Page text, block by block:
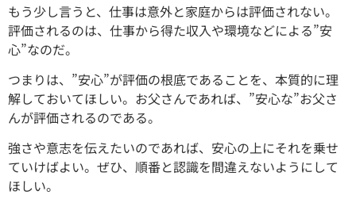
もう少し言うと、仕事は意外と家庭からは評価されない。
評価されるのは、仕事から得た収入や環境などによる”安
心”なのだ。
つまりは、”安心”が評価の根底であることを、本質的に理
解しておいてほしい。お父さんであれば、”安心な”お父さ
んが評価されるのである。
強さや意志を伝えたいのであれば、安心の上にそれを乗せ
ていけばよい。ぜひ、順番と認識を間違えないようにして
ほしい。